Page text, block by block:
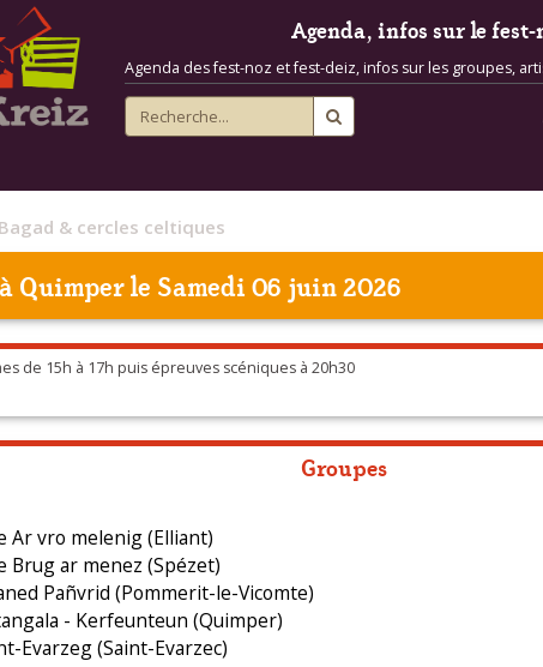
Agenda, infos sur le
Agenda des fest-noz et fest-deiz, infos sur les groupes,
Bagad & cercles celtiques
Quimperle Samedi 06 juin 2026
de 15h à 17h puis épreuves scéniques à 20h30
Groupes
Ar vro melenig (Elliant)
Brug ar menez (Spézet)
Pañvrid (Pommerit-le-Vicomte)
- Kerfeunteun (Quimper)
Evarzeg (Saint-Evarzec)